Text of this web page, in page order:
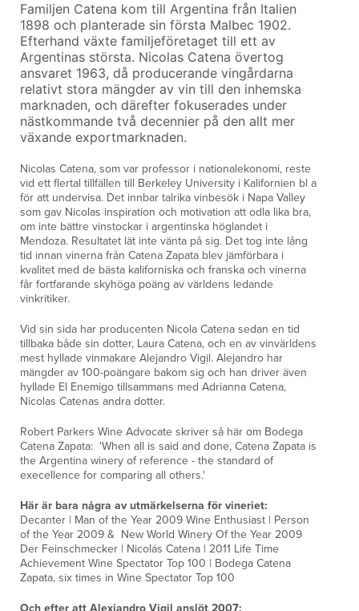
Familjen Catena kom till Argentina från Italien
1898 och planterade sin första Malbec 1902.
Efterhand växte familjeföretaget till ett av
Argentinas största. Nicolas Catena övertog
ansvaret 1963, då producerande vingårdarna
relativt stora mängder av vin till den inhemska
marknaden, och därefter fokuserades under
nästkommande två decennier på den allt mer
växande exportmarknaden.
Nicolas Catena, som var professor i nationalekonomi, reste
vid ett flertal tillfällen till Berkeley University i Kalifornien bl a
för att undervisa. Det innbar talrika vinbesök i Napa Valley
som gav Nicolas inspiration och motivation att odla lika bra,
om inte bättre vinstockar i argentinska höglandet i
Mendoza. Resultatet lät inte vänta på sig. Det tog inte lång
tid innan vinerna från Catena Zapata blev jämförbara i
kvalitet med de bästa kaliforniska och franska och vinerna
får fortfarande skyhöga poäng av världens ledande
vinkritiker.
Vid sin sida har producenten Nicola Catena sedan en tid
tillbaka både sin dotter, Laura Catena, och en av vinvärldens
mest hyllade vinmakare Alejandro Vigil. Alejandro har
mängder av 100-poängare bakom sig och han driver även
hyllade El Enemigo tillsammans med Adrianna Catena,
Nicolas Catenas andra dotter.
Robert Parkers Wine Advocate skriver så här om Bodega
Catena Zapata: 'When all is said and done, Catena Zapata is
the Argentina winery of reference - the standard of
execellence for comparing all others.'
Här är bara några av utmärkelserna för vineriet:
Decanter | Man of the Year 2009 Wine Enthusiast | Person
of the Year 2009 & New World Winery Of the Year 2009
Der Feinschmecker | Nicolás Catena | 2011 Life Time
Achievement Wine Spectator Top 100 | Bodega Catena
Zapata, six times in Wine Spectator Top 100